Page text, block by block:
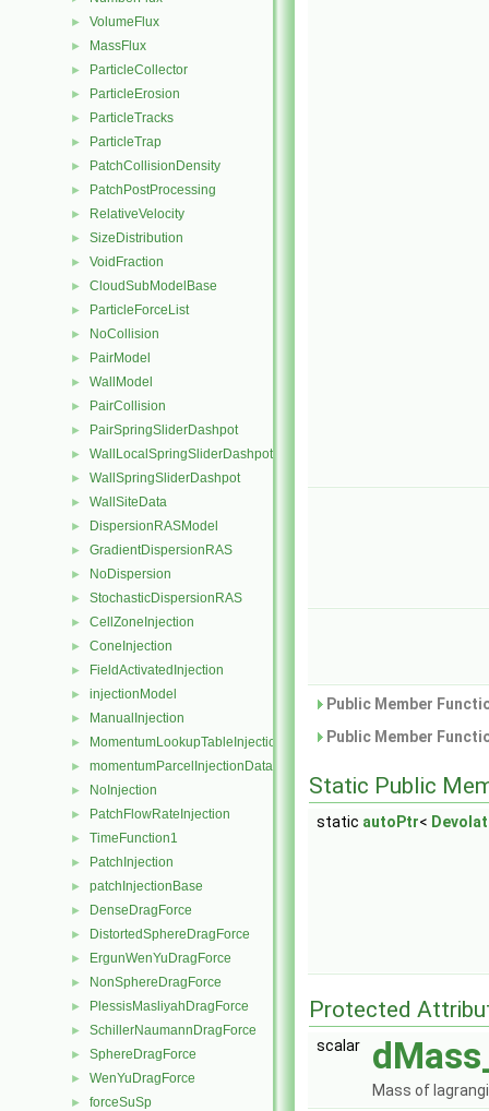
► VolumeFlux
► MassFlux
► ParticleCollector
► ParticleErosion
► ParticleTracks
► ParticleTrap
► PatchCollisionDensity
► PatchPostProcessing
► RelativeVelocity
► SizeDistribution
► VoidFraction
► CloudSubModelBase
► ParticleForceList
► NoCollision
► PairModel
► WallModel
► PairCollision
► PairSpringSliderDashpot
► WallLocalSpringSliderDashpot
► WallSpringSliderDashpot
► WallSiteData
► DispersionRASModel
► GradientDispersionRAS
► NoDispersion
► StochasticDispersionRAS
► CellZoneInjection
► ConeInjection
► FieldActivatedInjection
► injectionModel
► ManualInjection
► MomentumLookupTableInjection
► momentumParcelInjectionData
► NoInjection
► PatchFlowRateInjection
► TimeFunction1
► PatchInjection
► patchInjectionBase
► DenseDragForce
► DistortedSphereDragForce
► ErgunWenYuDragForce
► NonSphereDragForce
► PlessisMasliyahDragForce
► SchillerNaumannDragForce
► SphereDragForce
► WenYuDragForce
► forceSuSp
Public Member
Public Member
Static Public
static autoPtr<
Protected
scalar
Mass of